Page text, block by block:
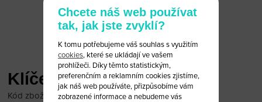
Klíčenka Fiat
Kód zboží: fiat_pr11
Chcete náš web používat
tak, jak jste zvyklí?
K tomu potřebujeme váš souhlas s využitím
cookies, které se ukládají ve vašem
prohlížeči. Díky těmto statistickým,
preferenčním a reklamním cookies zjistíme,
jak náš web používáte, přizpůsobíme vám
zobrazené informace a nebudeme vás